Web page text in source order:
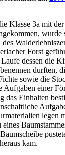
Klasse 3a mit
wurde
Forst
dessen die
durften,
sowie die
Aufgaben einer
das Einhalten
legen
kam.